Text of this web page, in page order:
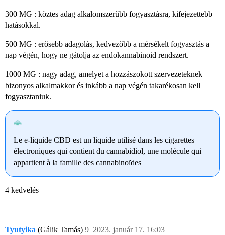
300 MG : köztes adag alkalomszerűbb fogyasztásra, kifejezettebb
hatásokkal.
500 MG : erősebb adagolás, kedvezőbb a mérsékelt fogyasztás a
nap végén, hogy ne gátolja az endokannabinoid rendszert.
1000 MG : nagy adag, amelyet a hozzászokott szervezeteknek
bizonyos alkalmakkor és inkább a nap végén takarékosan kell
fogyasztaniuk.
Le e-liquide CBD est un liquide utilisé dans les cigarettes
électroniques qui contient du cannabidiol, une molécule qui
appartient à la famille des cannabinoïdes
4 kedvelés
Tyutyika (Gálik Tamás) 2023. január 17. 16:03
9